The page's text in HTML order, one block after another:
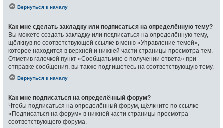
Вернуться к началу
Как мне сделать закладку или подписаться на определённую тему?
Вы можете создать закладку или подписаться на определённую тему,
щёлкнув по соответствующей ссылке в меню «Управление темой»,
которое находится в верхней и нижней части страницы просмотра тем.
Отметив галочкой пункт «Сообщать мне о получении ответа» при
отправке сообщения, вы также подпишетесь на соответствующую тему.
Вернуться к началу
Как мне подписаться на определённый форум?
Чтобы подписаться на определённый форум, щёлкните по ссылке
«Подписаться на форум» в нижней части страницы просмотра
соответствующего форума.